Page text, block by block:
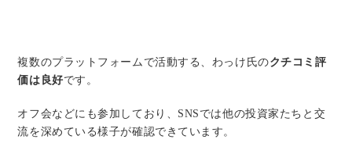
複数のプラットフォームで活動する、わっけ氏のクチコミ評
価は良好です。
オフ会などにも参加しており、SNSでは他の投資家たちと交
流を深めている様子が確認できています。